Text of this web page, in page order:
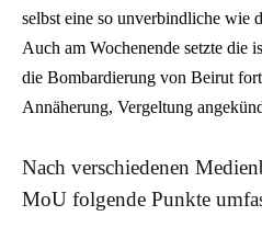
selbst eine so unverbindliche wie
Auch am Wochenende setzte die
die Bombardierung von Beirut
Annäherung, Vergeltung
Nach verschiedenen
MoU folgende Punkte